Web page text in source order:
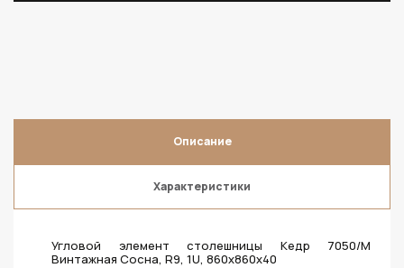
Описание
Характеристики
Угловой элемент столешницы Кедр 7050/M
Винтажная Сосна, R9, 1U, 860х860х40